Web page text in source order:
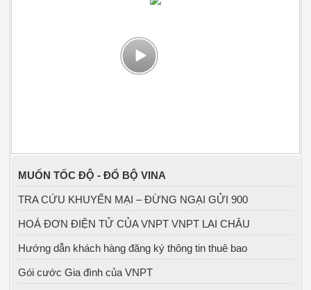
MUỐN TỐC ĐỘ - ĐỔ BỘ VINA
TRA CỨU KHUYẾN MẠI – ĐỪNG NGẠI GỬI 900
HOÁ ĐƠN ĐIỆN TỬ CỦA VNPT VNPT LAI CHÂU
Hướng dẫn khách hàng đăng ký thông tin thuê bao
Gói cước Gia đình của VNPT